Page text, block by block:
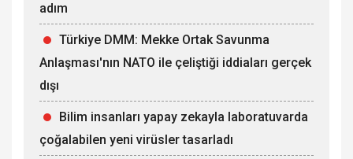
adım
Türkiye DMM: Mekke Ortak Savunma
Anlaşması'nın NATO ile çeliştiği iddiaları gerçek
dışı
Bilim insanları yapay zekayla laboratuvarda
çoğalabilen yeni virüsler tasarladı